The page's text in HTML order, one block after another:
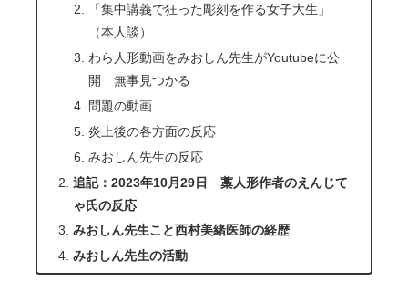
「集中講義で狂った彫刻を作る女子大生」
（本人談）
わら人形動画をみおしん先生がYoutubeに公
開 無事見つかる
問題の動画
炎上後の各方面の反応
みおしん先生の反応
追記：2023年10月29日 藁人形作者のえんじて
ゃ氏の反応
みおしん先生こと西村美緒医師の経歴
みおしん先生の活動